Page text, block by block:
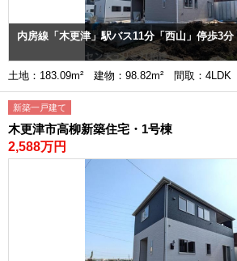
内房線「木更津」駅バス11分「西山」停歩3分
土地：183.09m² 建物：98.82m² 間取：4LDK
新築一戸建て
木更津市高柳新築住宅・1号棟
2,588万円